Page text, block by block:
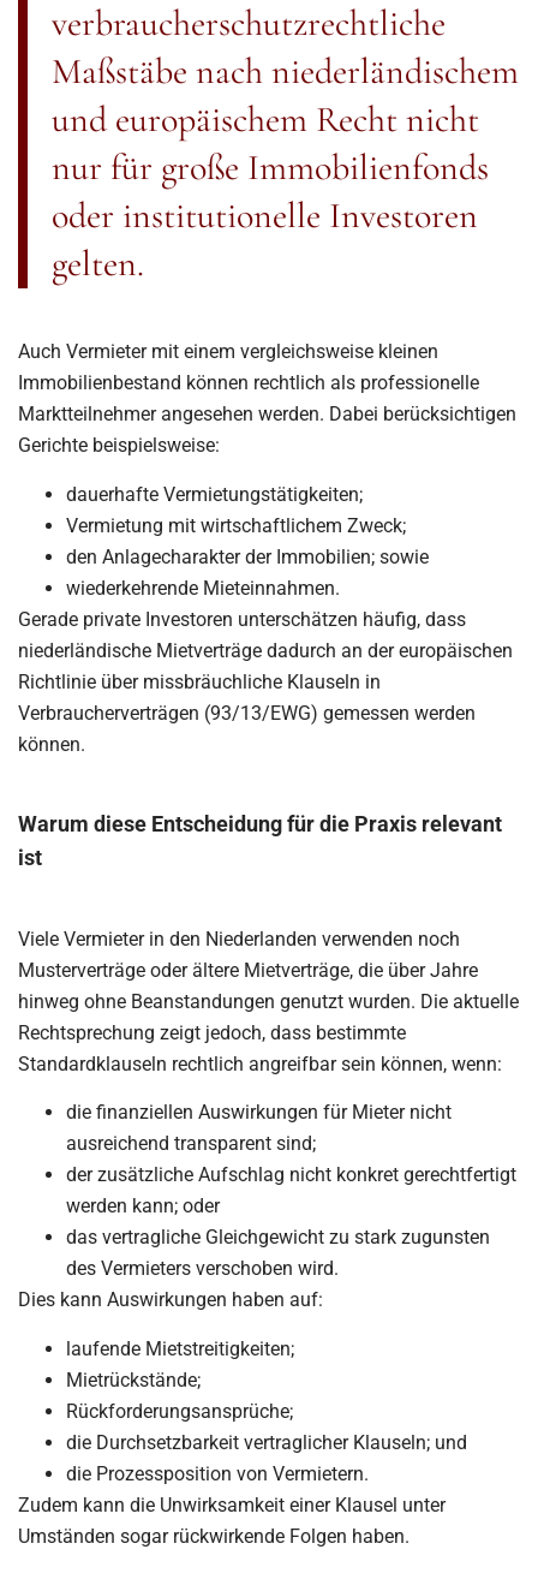
verbraucherschutzrechtliche
Maßstäbe nach niederländischem
und europäischem Recht nicht
nur für große Immobilienfonds
oder institutionelle Investoren
gelten.
Auch Vermieter mit einem vergleichsweise kleinen
Immobilienbestand können rechtlich als professionelle
Marktteilnehmer angesehen werden. Dabei berücksichtigen
Gerichte beispielsweise:
dauerhafte Vermietungstätigkeiten;
Vermietung mit wirtschaftlichem Zweck;
den Anlagecharakter der Immobilien; sowie
wiederkehrende Mieteinnahmen.
Gerade private Investoren unterschätzen häufig, dass
niederländische Mietverträge dadurch an der europäischen
Richtlinie über missbräuchliche Klauseln in
Verbraucherverträgen (93/13/EWG) gemessen werden
können.
Warum diese Entscheidung für die Praxis relevant
ist
Viele Vermieter in den Niederlanden verwenden noch
Musterverträge oder ältere Mietverträge, die über Jahre
hinweg ohne Beanstandungen genutzt wurden. Die aktuelle
Rechtsprechung zeigt jedoch, dass bestimmte
Standardklauseln rechtlich angreifbar sein können, wenn:
die finanziellen Auswirkungen für Mieter nicht
ausreichend transparent sind;
der zusätzliche Aufschlag nicht konkret gerechtfertigt
werden kann; oder
das vertragliche Gleichgewicht zu stark zugunsten
des Vermieters verschoben wird.
Dies kann Auswirkungen haben auf:
laufende Mietstreitigkeiten;
Mietrückstände;
Rückforderungsansprüche;
die Durchsetzbarkeit vertraglicher Klauseln; und
die Prozessposition von Vermietern.
Zudem kann die Unwirksamkeit einer Klausel unter
Umständen sogar rückwirkende Folgen haben.